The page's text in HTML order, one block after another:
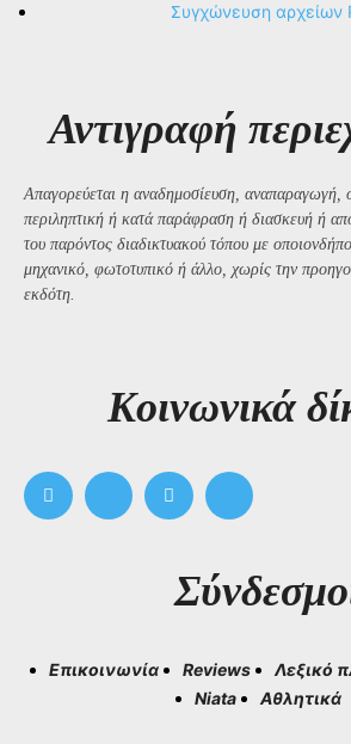
Συγχώνευση αρχείων
Αντιγραφή
Απαγορεύεται η αναδημοσίευση, αναπαραγωγή,
περιληπτική ή κατά παράφραση ή διασκευή ή
του παρόντος διαδικτυακού τόπου με
μηχανικό, φωτοτυπικό ή άλλο, χωρίς την
εκδότη.
Kοινωνικά
Επικοινωνία Reviews
Λεξικό
Niata
Αθλητικά